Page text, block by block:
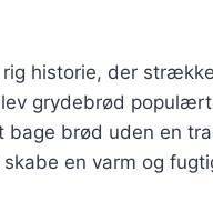
historie, der
grydebrød
bage brød uden en
en varm og